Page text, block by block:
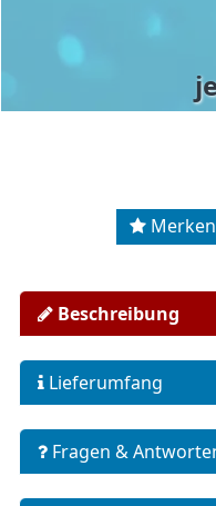
Merken
Beschreibung
Lieferumfang
Fragen &